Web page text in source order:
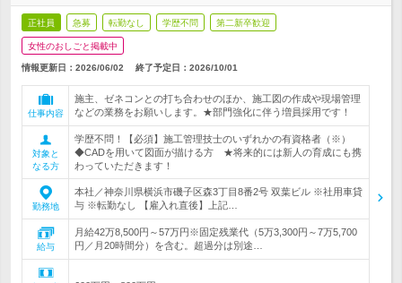
正社員 急募 転勤なし 学歴不問 第二新卒歓迎
女性のおしごと掲載中
情報更新日：2026/06/02 終了予定日： 2026/10/01
仕事内容
施主、ゼネコンとの打ち合わせのほか、施工図の作成や現場管理
などの業務をお願いします。★部門強化に伴う増員採用です！
対象と
なる方
学歴不問！【必須】施工管理技士のいずれかの有資格者（※）
◆CADを用いて図面が描ける方 ★将来的には新人の育成にも携
わっていただきます！
勤務地
本社／神奈川県横浜市磯子区森3丁目8番2号 双葉ビル ※社用車貸
与 ※転勤なし 【雇入れ直後】上記…
給与
月給42万8,500円～57万円※固定残業代（5万3,300円～7万5,700
円／月20時間分）を含む。超過分は別途…